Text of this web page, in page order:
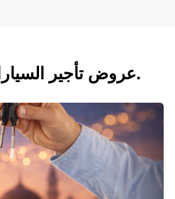
عروض تأجير السيارات والحافلات اليوم.